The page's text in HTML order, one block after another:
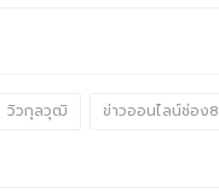
วิวกุลวุฒิ ข่าวออนไลน์ช่อง8